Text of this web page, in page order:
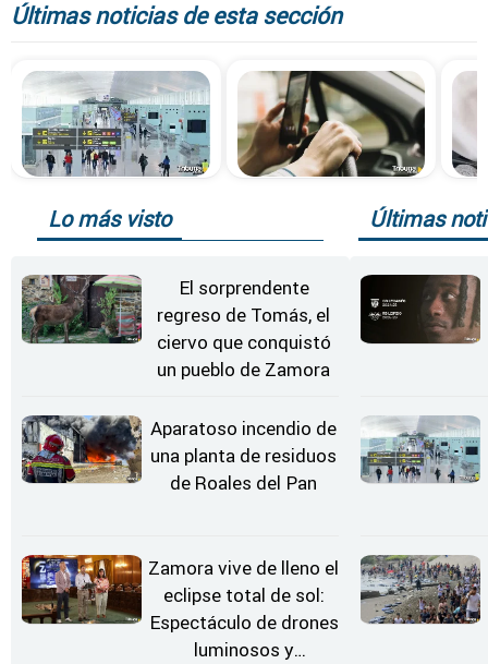
Últimas noticias de esta sección
Lo más visto
El sorprendente
regreso de Tomás, el
ciervo que conquistó
un pueblo de Zamora
Aparatoso incendio de
una planta de residuos
de Roales del Pan
Zamora vive de lleno el
eclipse total de sol:
Espectáculo de drones
luminosos y
Últimas